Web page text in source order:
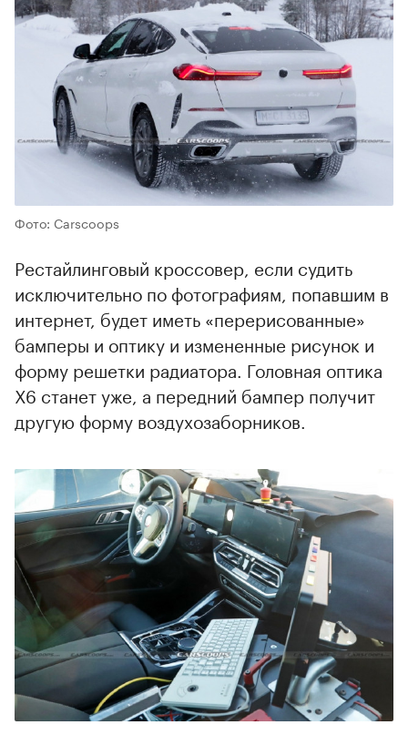
Фото: Carscoops
Рестайлинговый кроссовер, если судить
исключительно по фотографиям, попавшим в
интернет, будет иметь «перерисованные»
бамперы и оптику и измененные рисунок и
форму решетки радиатора. Головная оптика
Х6 станет уже, а передний бампер получит
другую форму воздухозаборников.